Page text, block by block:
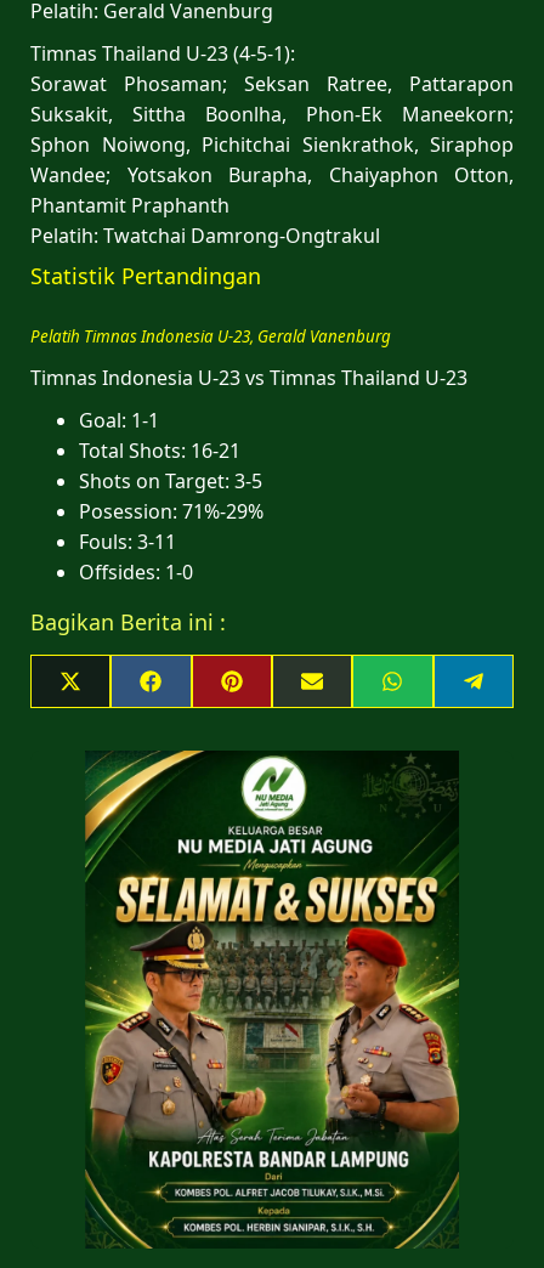
Pelatih: Gerald Vanenburg
Timnas Thailand U-23 (4-5-1):
Sorawat Phosaman; Seksan Ratree, Pattarapon
Suksakit, Sittha Boonlha, Phon-Ek Maneekorn;
Sphon Noiwong, Pichitchai Sienkrathok, Siraphop
Wandee; Yotsakon Burapha, Chaiyaphon Otton,
Phantamit Praphanth
Pelatih: Twatchai Damrong-Ongtrakul
Statistik Pertandingan
Pelatih Timnas Indonesia U-23, Gerald Vanenburg
Timnas Indonesia U-23 vs Timnas Thailand U-23
Goal: 1-1
Total Shots: 16-21
Shots on Target: 3-5
Posession: 71%-29%
Fouls: 3-11
Offsides: 1-0
Bagikan Berita ini :